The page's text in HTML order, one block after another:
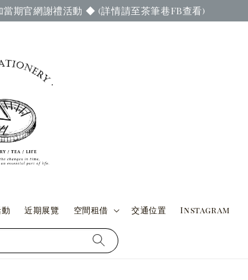
期官網謝禮活動 ◆ (詳情請至茶筆巷FB查看)
近期展覽 空間租借 交通位置 Instagram